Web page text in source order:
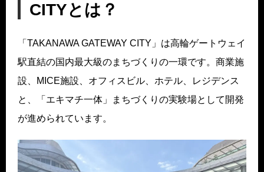
CITYとは？
「TAKANAWA GATEWAY CITY」は高輪ゲートウェイ
駅直結の国内最大級のまちづくりの一環です。商業施
設、MICE施設、オフィスビル、ホテル、レジデンス
と、「エキマチ一体」まちづくりの実験場として開発
が進められています。